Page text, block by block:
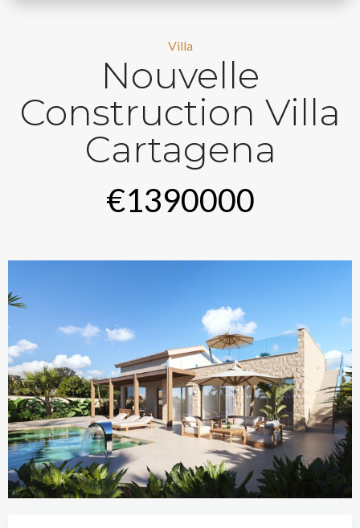
Villa
Nouvelle
Construction Villa
Cartagena
€1390000